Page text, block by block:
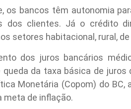
os bancos têm autonomia
dos clientes. Já o crédito
setores habitacional, rural,
dos juros bancários
da taxa básica de juros
Monetária (Copom) do
meta de inflação.